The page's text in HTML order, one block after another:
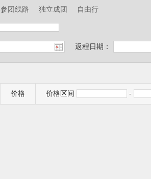
参团线路 独立成团 自由行
返程日期：
价格 价格区间 -